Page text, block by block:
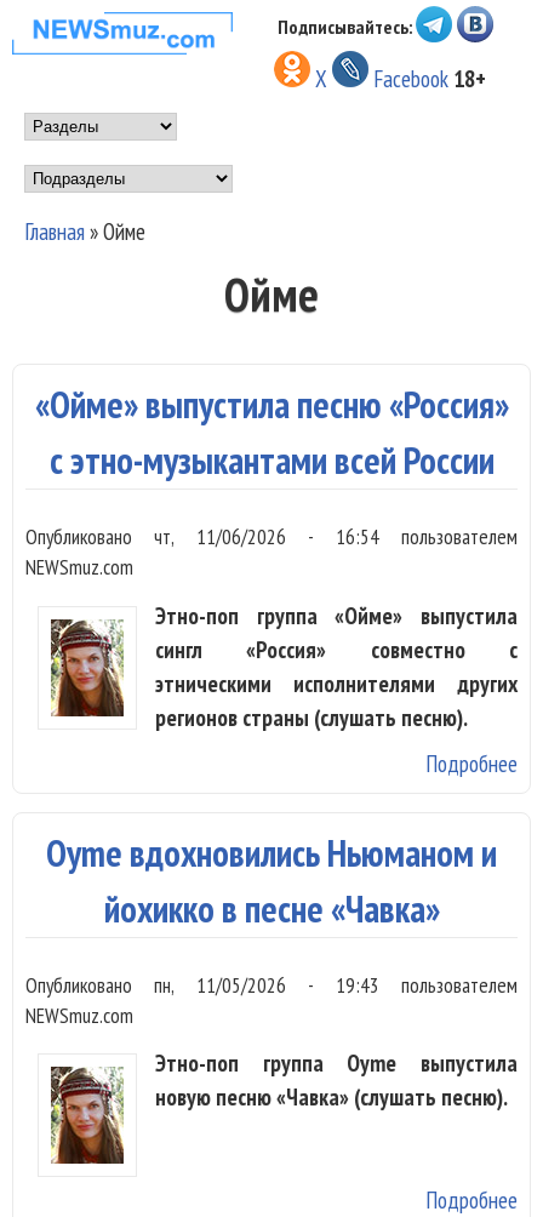
Перейти к основному
содержанию
НОВОСТИ
МУЗЫКИ И
ШОУ БИЗНЕСА
NEWSMUZ.COM
Подписывайтесь:
X Facebook 18+
Main menu
Подразделы
Главная»Ойме
Ойме
«Ойме» выпустила песню «Россия»
с этно-музыкантами всей России
Опубликованочт, 11/06/2026 - 16:54пользователем
NEWSmuz.com
Этно-поп группа «Ойме» выпустила
сингл «Россия» совместно с
этническими исполнителями других
регионов страны (слушать песню).
Подробнее
Oyme вдохновились Ньюманом и
йохикко в песне «Чавка»
Опубликованопн, 11/05/2026 - 19:43 пользователем
NEWSmuz.com
Этно-поп группа Oyme выпустила
новую песню «Чавка» (слушать песню).
Подробнее